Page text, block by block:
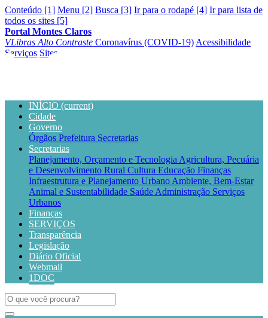
Conteúdo [1] Menu [2] Busca [3] Ir para o rodapé [4] Ir para lista de
todos os sites [5]
Portal Montes Claros
VLibras Alto Contraste Coronavírus (COVID-19) Acessibilidade
Serviços Sites
INÍCIO (current)
Cidade
Governo
Órgãos Prefeitura Secretarias
Secretarias
Planejamento, Orçamento e Tecnologia Agricultura, Pecuária
e Desenvolvimento Rural Cultura Educação Finanças
Infraestrutura e Planejamento Urbano Ambiente, Bem-Estar
Animal e Sustentabilidade Saúde Administração Serviços
Urbanos
Finanças
SERVIÇOS
Transparência
Legislação
Diário Oficial
Webmail
1DOC